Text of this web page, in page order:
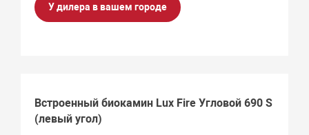
У дилера в вашем городе
Встроенный биокамин Lux Fire Угловой 690 S
(левый угол)